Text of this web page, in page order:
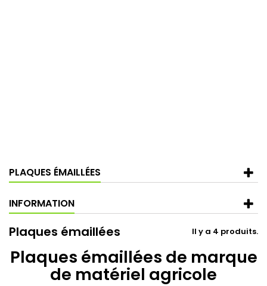
PLAQUES ÉMAILLÉES
INFORMATION
Plaques émaillées Il y a 4 produits.
Plaques émaillées de marque
de matériel agricole